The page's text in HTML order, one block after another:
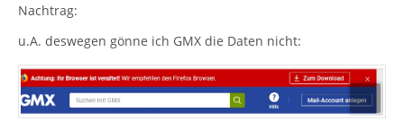
Nachtrag:
u.A. deswegen gönne ich GMX die Daten nicht: